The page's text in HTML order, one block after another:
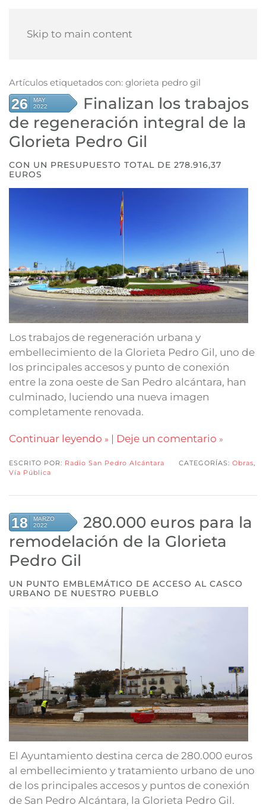
Skip to main content
Artículos etiquetados con: glorieta pedro gil
26
MAY
2022
Finalizan los trabajos
de regeneración integral de la
Glorieta Pedro Gil
CON UN PRESUPUESTO TOTAL DE 278.916,37
EUROS
Los trabajos de regeneración urbana y
embellecimiento de la Glorieta Pedro Gil, uno de
los principales accesos y punto de conexión
entre la zona oeste de San Pedro alcántara, han
culminado, luciendo una nueva imagen
completamente renovada.
Continuar leyendo | Deje un comentario
ESCRITO POR: Radio San Pedro Alcántara CATEGORÍAS: Obras
Vía Pública
18
MARZO
2022
280.000 euros para la
remodelación de la Glorieta
Pedro Gil
UN PUNTO EMBLEMÁTICO DE ACCESO AL CASCO
URBANO DE NUESTRO PUEBLO
El Ayuntamiento destina cerca de 280.000 euros
al embellecimiento y tratamiento urbano de uno
de los principales accesos y puntos de conexión
de San Pedro Alcántara, la Glorieta Pedro Gil.